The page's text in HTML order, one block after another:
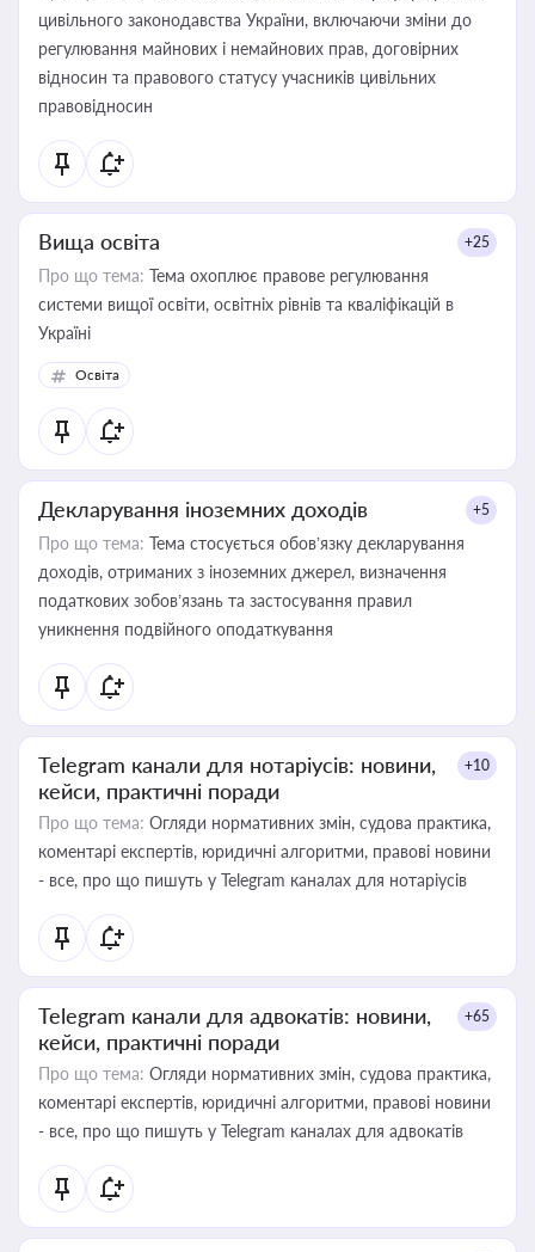
цивільного законодавства України, включаючи зміни до
регулювання майнових і немайнових прав, договірних
відносин та правового статусу учасників цивільних
правовідносин
Вища освіта +25
Про що тема: Тема охоплює правове регулювання
системи вищої освіти, освітніх рівнів та кваліфікацій в
Україні
Освіта
Декларування іноземних доходів +5
Про що тема: Тема стосується обов’язку декларування
доходів, отриманих з іноземних джерел, визначення
податкових зобов’язань та застосування правил
уникнення подвійного оподаткування
Telegram канали для нотаріусів: новини,
кейси, практичні поради
+10
Про що тема: Огляди нормативних змін, судова практика,
коментарі експертів, юридичні алгоритми, правові новини
- все, про що пишуть у Telegram каналах для нотаріусів
Telegram канали для адвокатів: новини,
кейси, практичні поради
+65
Про що тема: Огляди нормативних змін, судова практика,
коментарі експертів, юридичні алгоритми, правові новини
- все, про що пишуть у Telegram каналах для адвокатів